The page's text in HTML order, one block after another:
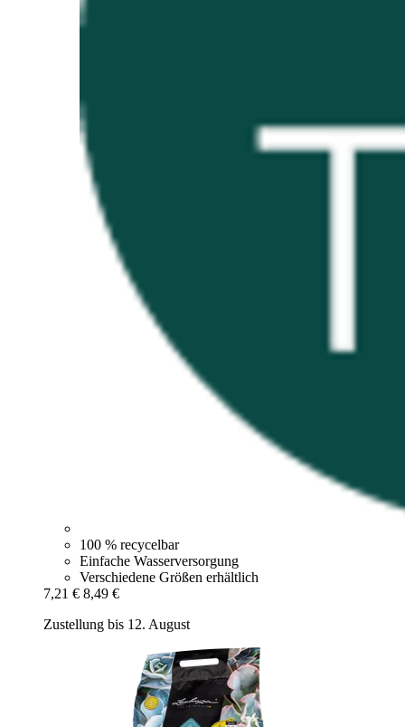
100 % recycelbar
Einfache Wasserversorgung
Verschiedene Größen erhältlich
7,21 € 8,49 €
Zustellung bis 12. August